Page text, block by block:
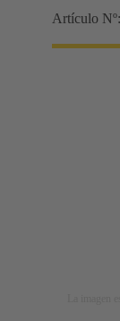
Artículo